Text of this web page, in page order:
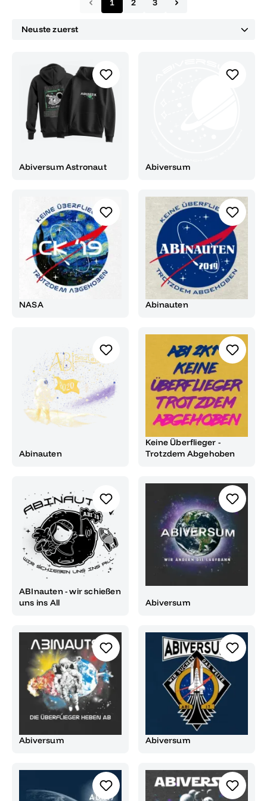
Abiversum Astronaut Abiversum
NASA Abinauten
Abinauten
Keine Überflieger -
Trotzdem Abgehoben
ABInauten - wir schießen
uns ins All
Abiversum
Abiversum Abiversum